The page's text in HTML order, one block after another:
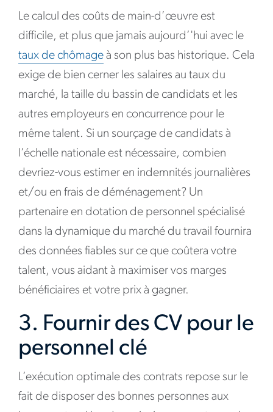
Le calcul des coûts de main-d’œuvre est
difficile, et plus que jamais aujourd’'hui avec le
taux de chômage à son plus bas historique. Cela
exige de bien cerner les salaires au taux du
marché, la taille du bassin de candidats et les
autres employeurs en concurrence pour le
même talent. Si un sourçage de candidats à
l’échelle nationale est nécessaire, combien
devriez-vous estimer en indemnités journalières
et/ou en frais de déménagement? Un
partenaire en dotation de personnel spécialisé
dans la dynamique du marché du travail fournira
des données fiables sur ce que coûtera votre
talent, vous aidant à maximiser vos marges
bénéficiaires et votre prix à gagner.
3. Fournir des CV pour le
personnel clé
L’exécution optimale des contrats repose sur le
fait de disposer des bonnes personnes aux